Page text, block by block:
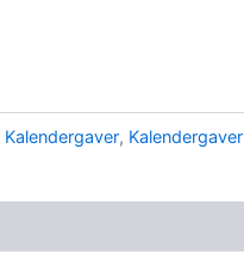
Kalendergaver,